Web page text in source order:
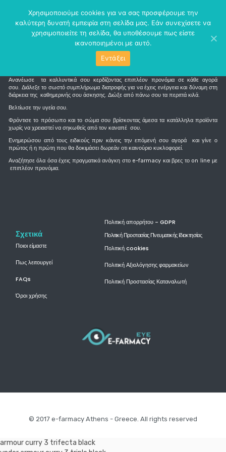
perm_identity
Τι είναι το e-farmacy
Ανανέωσε τα καλλυντικά σου κερδίζοντας επιπλέον προνόμια σε κάθε αγορά
σου. Διάλεξε το σωστό συμπλήρωμα διατροφής για να έχεις ενέργεια και δύναμη στη
διάρκεια της καθημερινής σου άσκησης. Διώξε από πάνω σου τα περιττά κιλά.
Βελτίωσε την υγεία σου.
Φρόντισε το πρόσωπο και το σώμα σου βρίσκοντας άμεσα τα κατάλληλα προϊόντα
χωρίς να χρειαστεί να σηκωθείς από τον καναπέ σου.
Ενημερώσου από τους ειδικούς πριν κάνεις την επόμενή σου αγορά και γίνε ο
πρώτος ή η πρώτη που θα δοκιμάσει δωρεάν οτι καινούριο κυκλοφορεί.
Αναζήτησε όλα όσα έχεις πραγματικά ανάγκη στο e-farmacy και βρες το on line με
επιπλέον προνόμια.
Σχετικά
Ποιοι είμαστε
Πως λειτουργεί
FAQs
Όροι χρήσης
Πολιτική απορρήτου - GDPR
Πολιτική Προστασίας Πνευματικής Ιδιοκτησίας
Πολιτική cookies
Πολιτική Αξιολόγησης φαρμακείων
Πολιτική Προστασίας Καταναλωτή
© 2017 e-farmacy Athens - Greece. All rights reserved
armour curry 3 trifecta black
Χρησιμοποιούμε cookies για να σας προσφέρουμε την
καλύτερη δυνατή εμπειρία στη σελίδα μας. Εάν συνεχίσετε να
χρησιμοποιείτε τη σελίδα, θα υποθέσουμε πως είστε
ικανοποιημένοι με αυτό.
Εντάξει